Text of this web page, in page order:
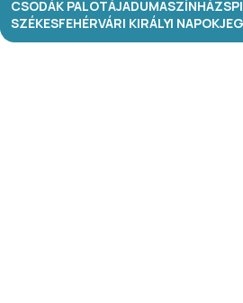
CSODÁK PALOTÁJADUMASZÍNHÁZ
SZÉKESFEHÉRVÁRI KIRÁLYI NAPOK